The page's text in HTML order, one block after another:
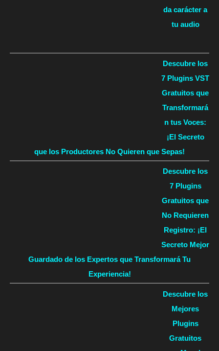
da carácter a
tu audio
Descubre los
7 Plugins VST
Gratuitos que
Transformará
n tus Voces:
¡El Secreto
que los Productores No Quieren que Sepas!
Descubre los
7 Plugins
Gratuitos que
No Requieren
Registro: ¡El
Secreto Mejor
Guardado de los Expertos que Transformará Tu
Experiencia!
Descubre los
Mejores
Plugins
Gratuitos